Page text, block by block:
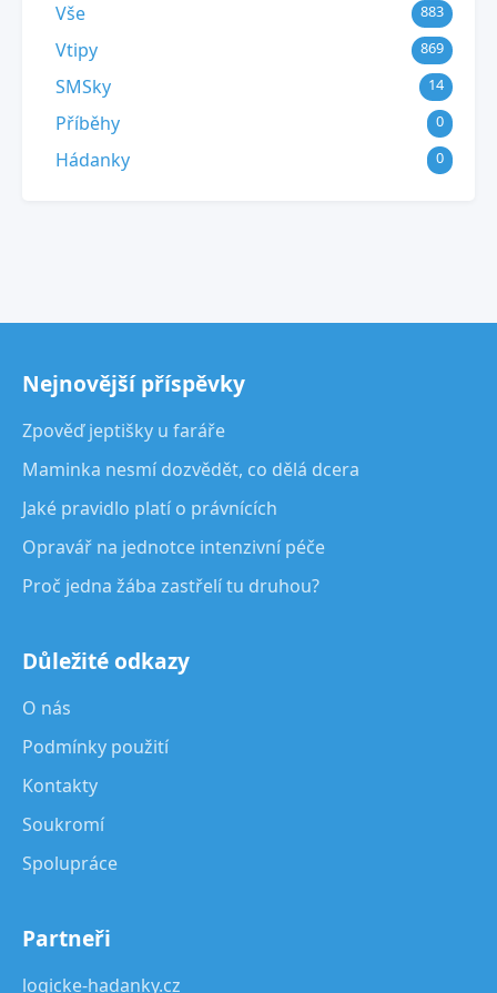
Vše 883
Vtipy 869
SMSky 14
Příběhy 0
Hádanky 0
Nejnovější příspěvky
Zpověď jeptišky u faráře
Maminka nesmí dozvědět, co dělá dcera
Jaké pravidlo platí o právnících
Opravář na jednotce intenzivní péče
Proč jedna žába zastřelí tu druhou?
Důležité odkazy
O nás
Podmínky použití
Kontakty
Soukromí
Spolupráce
Partneři
logicke-hadanky.cz